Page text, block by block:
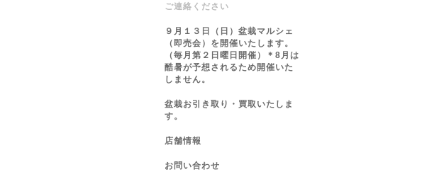
ご連絡ください
９月１３日（日）盆栽マルシェ
（即売会）を開催いたします。
（毎月第２日曜日開催）＊8月は
酷暑が予想されるため開催いた
しません。
盆栽お引き取り・買取いたしま
す。
店舗情報
お問い合わせ